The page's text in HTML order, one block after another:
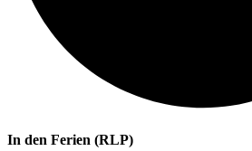
In den Ferien (RLP)